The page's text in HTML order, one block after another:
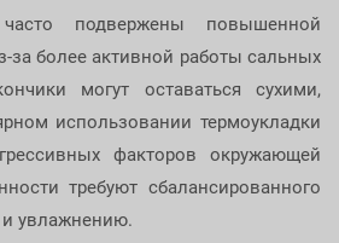
подвержены повышенной
за более активной работы сальных
могут оставаться сухими,
использовании термоукладки
факторов окружающей
требуют сбалансированного
увлажнению.